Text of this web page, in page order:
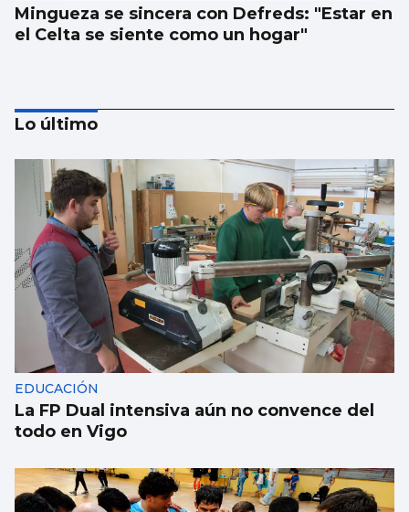
Mingueza se sincera con Defreds: "Estar en
el Celta se siente como un hogar"
Borja Iglesias, Ana Peleteiro o Abel
Caballero, entre los favoritos de los
gallegos para compartir un viaje
Lo último
EDUCACIÓN
La FP Dual intensiva aún no convence del
todo en Vigo